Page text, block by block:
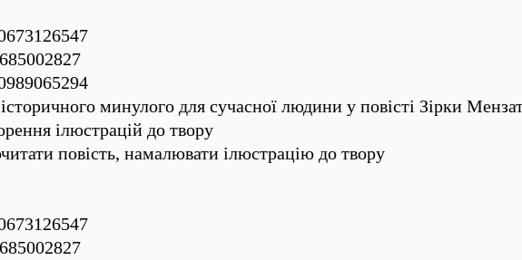
минулого для сучасної людини у повісті Зірки
ілюстрацій до твору
повість, намалювати ілюстрацію до твору